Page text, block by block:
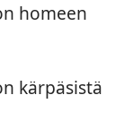
homeen
kärpäsistä